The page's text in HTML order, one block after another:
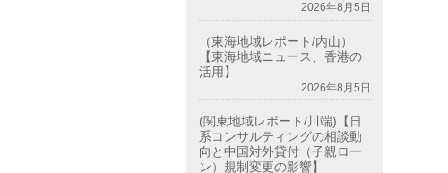
2026年8月5日
（東海地域レポート/内山）
【東海地域ニュース、香港の
活用】
2026年8月5日
(関東地域レポート/川端)【日
系コンサルティングの相談動
向と中国対外貸付（子親ロー
ン）規制変更の影響】